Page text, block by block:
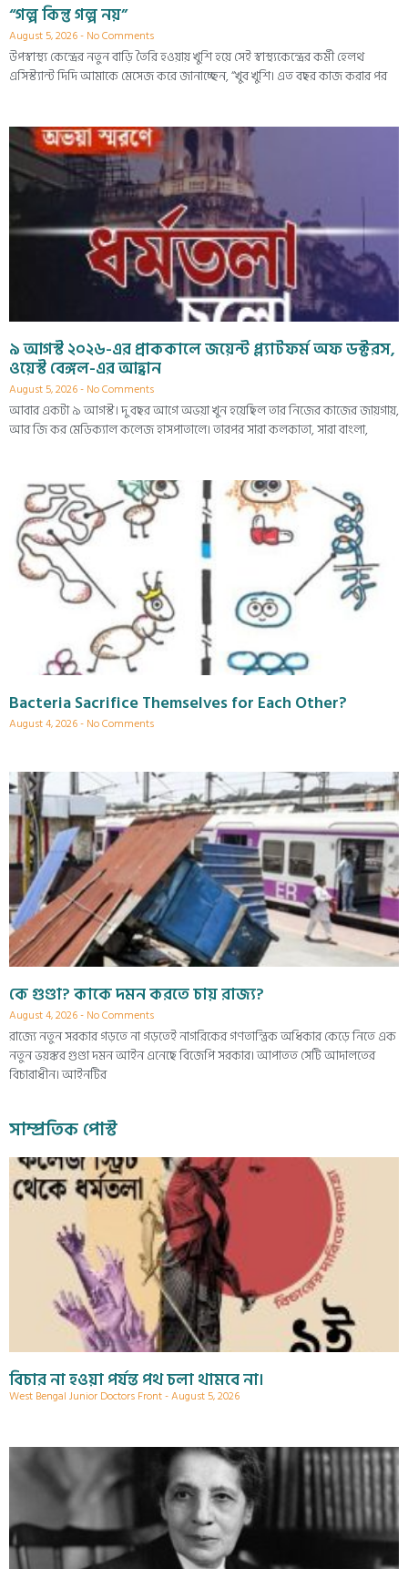
“গল্প কিন্তু গল্প নয়”
August 5, 2026 No Comments
উপস্বাস্থ্য কেন্দ্রের নতুন বাড়ি তৈরি হওয়ায় খুশি হয়ে সেই স্বাস্থ্যকেন্দ্রের কর্মী হেলথ
এসিস্ট্যান্ট দিদি আমাকে মেসেজ করে জানাচ্ছেন, “খুব খুশি। এত বছর কাজ করার পর
৯ আগস্ট ২০২৬-এর প্রাককালে জয়েন্ট প্ল্যাটফর্ম অফ ডক্টরস,
ওয়েস্ট বেঙ্গল-এর আহ্বান
August 5, 2026 No Comments
আবার একটা ৯ আগস্ট। দু বছর আগে অভয়া খুন হয়েছিল তার নিজের কাজের জায়গায়,
আর জি কর মেডিক্যাল কলেজ হাসপাতালে। তারপর সারা কলকাতা, সারা বাংলা,
Bacteria Sacrifice Themselves for Each Other?
August 4, 2026 No Comments
কে গুণ্ডা? কাকে দমন করতে চায় রাজ্য?
August 4, 2026 No Comments
রাজ্যে নতুন সরকার গড়তে না গড়তেই নাগরিকের গণতান্ত্রিক অধিকার কেড়ে নিতে এক
নতুন ভয়ঙ্কর গুণ্ডা দমন আইন এনেছে বিজেপি সরকার। আপাতত সেটি আদালতের
বিচারাধীন। আইনটির
সাম্প্রতিক পোস্ট
বিচার না হওয়া পর্যন্ত পথ চলা থামবে না।
West Bengal Junior Doctors Front August 5, 2026